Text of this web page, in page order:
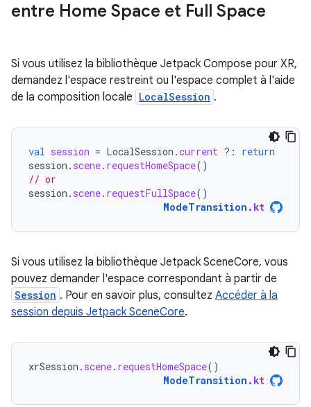
entre Home Space et Full Space
Si vous utilisez la bibliothèque Jetpack Compose pour XR,
demandez l'espace restreint ou l'espace complet à l'aide
de la composition locale LocalSession .
val session = LocalSession .current ?:
return
session . scene. requestHomeSpace()
// or
session . scene. requestFullSpace()
ModeTransition . kt
Si vous utilisez la bibliothèque Jetpack SceneCore, vous
pouvez demander l'espace correspondant à partir de
Session . Pour en savoir plus, consultez Accéder à la
session depuis Jetpack SceneCore.
xrSession . scene. requestHomeSpace()
ModeTransition . kt